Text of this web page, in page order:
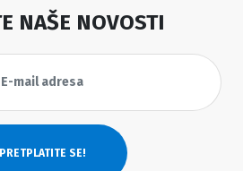
NAŠE NOVOSTI